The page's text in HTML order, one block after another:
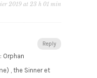
2019 at 23 h 01 min
Reply
Orphan
, the Sinner et